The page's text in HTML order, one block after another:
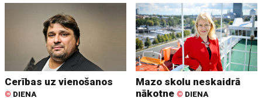
Cerības uz vienošanos
© DIENA
Mazo skolu neskaidrā
nākotne © DIENA